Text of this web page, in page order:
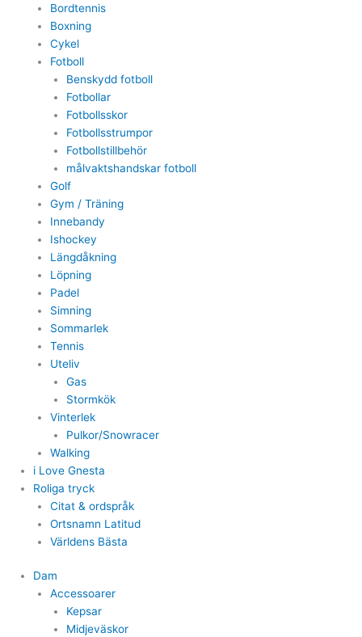
Bordtennis
Boxning
Cykel
Fotboll
Benskydd fotboll
Fotbollar
Fotbollsskor
Fotbollsstrumpor
Fotbollstillbehör
målvaktshandskar fotboll
Golf
Gym / Träning
Innebandy
Ishockey
Längdåkning
Löpning
Padel
Simning
Sommarlek
Tennis
Uteliv
Gas
Stormkök
Vinterlek
Pulkor/Snowracer
Walking
i Love Gnesta
Roliga tryck
Citat & ordspråk
Ortsnamn Latitud
Världens Bästa
Dam
Accessoarer
Kepsar
Midjeväskor